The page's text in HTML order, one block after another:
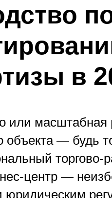
в
или масштабная
объекта — будь
торгово-
центр —
юридическим